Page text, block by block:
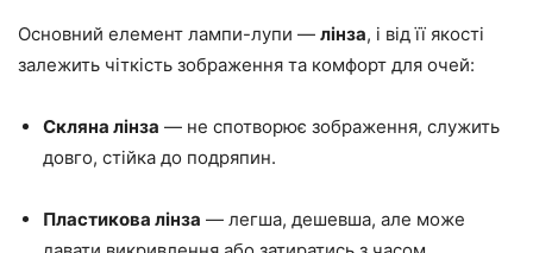
Основний елемент лампи-лупи — лінза, і від її якості
залежить чіткість зображення та комфорт для очей:
Скляна лінза — не спотворює зображення, служить
довго, стійка до подряпин.
Пластикова лінза — легша, дешевша, але може